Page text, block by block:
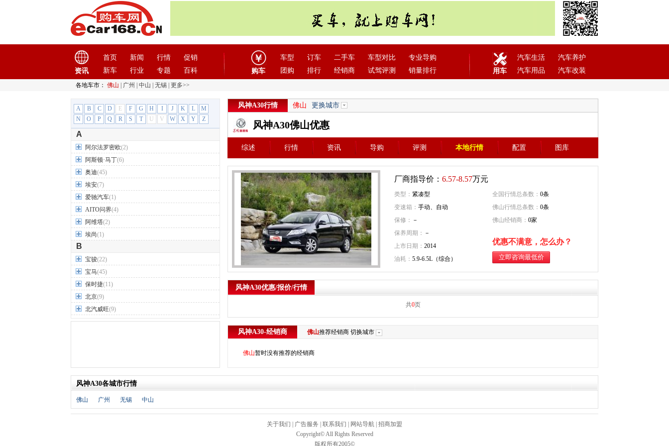
资讯
首页 新闻 行情
促销
新车
行业 专题 百科 购车
车型 订车 二手车 车型对比
专业导购
团购
排行 经销商 试驾评测 销量排行 用车
汽车生活
汽车养护
汽车用品
汽车改装
各地车市： 佛山 广州 中山 无锡 更多>>
A B C D E F G H I J K L
M
N
O P Q R S T U V W X Y Z
A
阿尔法罗密欧(2)
阿斯顿·马丁(6)
奥迪(45)
埃安(7)
爱驰汽车(1)
AITO问界(4)
阿维塔(2)
埃尚(1)
B
宝骏(22)
宝马(45)
保时捷(11)
北京(9)
北汽威旺(9)
北汽制造(7)
别克(24)
宾利
(5)
比亚迪(56)
风神A30行情 佛山 更换城市
风神A30佛山优惠
综述 行情 资讯 导购 评测 本地行情 配置 图库
厂商指导价： 6.57-8.57万元
类型： 紧凑型 全国行情总条数： 0条
变速箱： 手动、自动 佛山行情总条数： 0条
保修： － 佛山经销商： 0家
保养周期： －
优惠不满意，怎么办？
上市日期： 2014
油耗： 5.9-6.5L（综合）
风神A30优惠/报价/行情
共0页
风神A30-经销商 佛山推荐经销商 切换城市
佛山暂时没有推荐的经销商
风神A30各城市行情
佛山 广州 无锡 中山
关于我们 广告服务 联系我们 网站导航 招商加盟
Copyright© All Rights Reserved
版权所有2005©